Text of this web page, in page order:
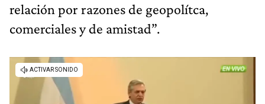
relación por razones de geopolítca,
comerciales y de amistad”.